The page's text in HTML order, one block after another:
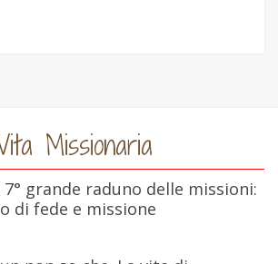
Missionaria
grande raduno delle missioni:
di fede e missione